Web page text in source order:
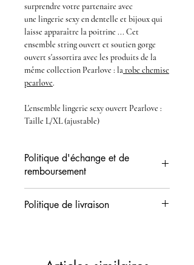
surprendre votre partenaire avec
une lingerie sexy en dentelle et bijouxqui
laisse apparaître la poitrine ... Cet
ensemble string ouvert et soutien gorge
ouvert s'assortira avec les produits de la
même collection Pearlove : larobe chemise
pearlove.
L'ensemble lingerie sexy ouvert Pearlove :
Taille L/XL (ajustable)
Politique d'échange et de
remboursement
de réception) pour demander l'échange ou
Consultez nos conditions de retours
Politique de livraison